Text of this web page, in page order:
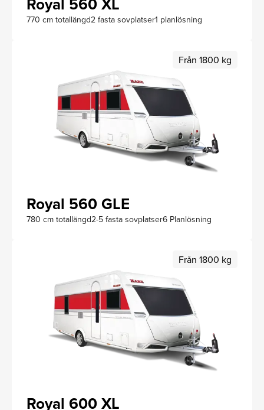
770 cm totallängd2 fasta sovplatser1 planlösning
Från 1800 kg
Royal 560 GLE
780 cm totallängd2-5 fasta sovplatser6 Planlösning
Från 1800 kg
Royal 600 XL